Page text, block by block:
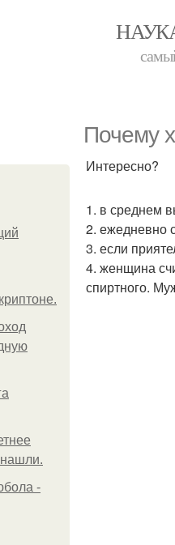
Почему
нашли.
-
Интересно?
1. в среднем
2. ежедневно
3. если
4. женщина
спиртного.